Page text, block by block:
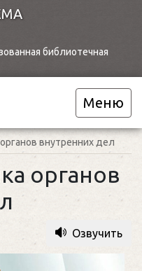
библиотечная
Меню
внутренних дел
органов
Озвучить